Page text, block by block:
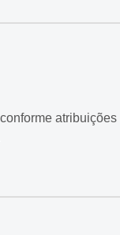
atribuições